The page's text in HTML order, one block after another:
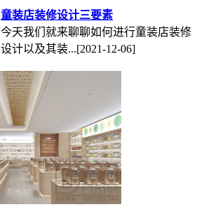
童装店装修设计三要素
今天我们就来聊聊如何进行童装店装修
设计以及其装...[2021-12-06]